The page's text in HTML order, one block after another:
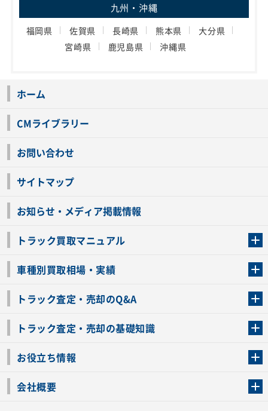
九州・沖縄
福岡県 佐賀県 長崎県 熊本県
大分県
宮崎県
鹿児島県 沖縄県
ホーム
CMライブラリー
お問い合わせ
サイトマップ
お知らせ・メディア掲載情報
トラック買取マニュアル
車種別買取相場・実績
トラック査定・売却のQ&A
トラック査定・売却の基礎知識
お役立ち情報
会社概要